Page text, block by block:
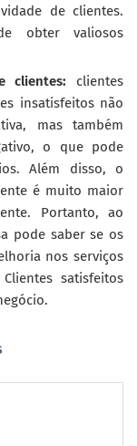
de clientes.
obter valiosos
clientes: clientes
insatisfeitos não
mas também
o que pode
Além disso, o
é muito maior
Portanto, ao
pode saber se os
nos serviços
satisfeitos